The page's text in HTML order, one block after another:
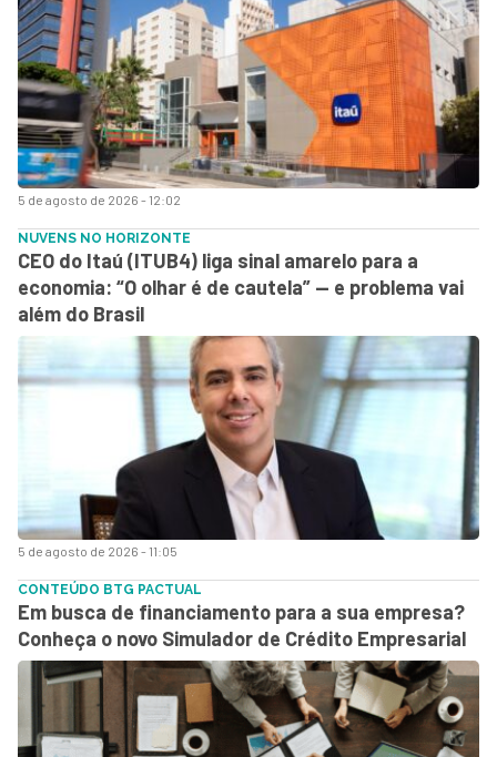
5 de agosto de 2026 - 12:02
5 de agosto de 2026 - 11:05
NUVENS NO HORIZONTE
CEO do Itaú (ITUB4) liga sinal amarelo para a
economia: “O olhar é de cautela” — e problema vai
além do Brasil
CONTEÚDO BTG PACTUAL
Em busca de financiamento para a sua empresa?
Conheça o novo Simulador de Crédito Empresarial